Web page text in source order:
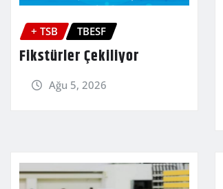
+ TSB TBESF
Fikstürler Çekiliyor
Ağu 5, 2026